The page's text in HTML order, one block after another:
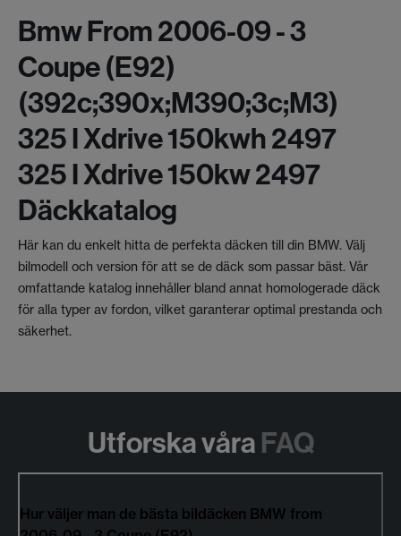
Bmw From 2006-09 - 3
Coupe (e92)
(392c;390x;m390;3c;m3)
325 I Xdrive 150kwh 2497
325 I Xdrive 150kw 2497
Däckkatalog
Här kan du enkelt hitta de perfekta däcken till din BMW. Välj
bilmodell och version för att se de däck som passar bäst. Vår
omfattande katalog innehåller bland annat homologerade däck
för alla typer av fordon, vilket garanterar optimal prestanda och
säkerhet.
Utforska våra FAQ
Hur väljer man de bästa bildäcken BMW from